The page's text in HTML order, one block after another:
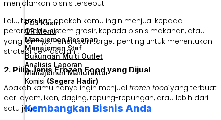
POS Kasir
QR Menu
Manajemen Pesanan
Manajemen Staf
Dukungan Multi Outlet
Analisis Laporan
Manajemen Manufaktur
Komisi (Segera Hadir)
Kembangkan Bisnis Anda
menjalankan bisnis tersebut.
Lalu, tentukan apakah kamu ingin menjual kepada
perorangan, sistem grosir, kepada bisnis makanan, atau
yang lainnya. Penentuan target penting untuk menentukan
strategi pemasaran.
2. Pilih Jenis Frozen Food yang Dijual
Apakah kamu hanya ingin menjual frozen foodyang terbuat
dari ayam, ikan, daging, tepung-tepungan, atau lebih dari
satu jenis?